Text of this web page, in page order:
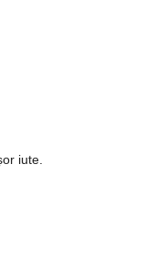
iute.